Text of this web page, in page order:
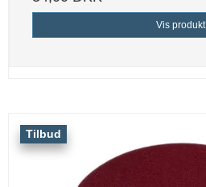
Vis produkt
Tilbud